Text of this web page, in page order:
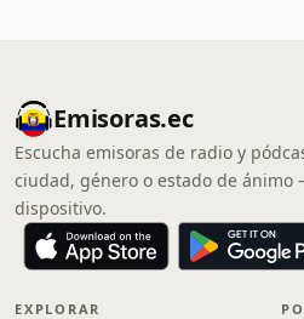
Emisoras.ec
Escucha emisoras de radio y
ciudad, género o estado de
dispositivo.
EXPLORAR